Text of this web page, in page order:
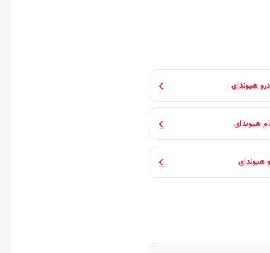
هیوندای
هیوندای
هیوندای